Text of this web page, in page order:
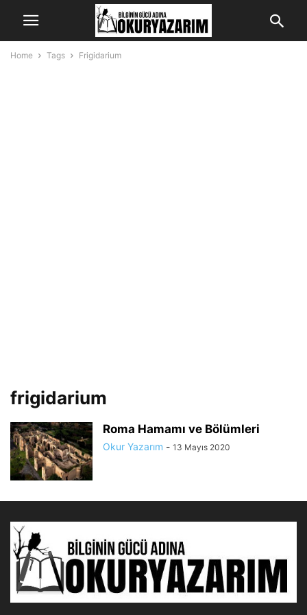
Home Tags Frigidarium
frigidarium
Roma Hamamı ve Bölümleri
Okur Yazarım - 13 Mayıs 2020